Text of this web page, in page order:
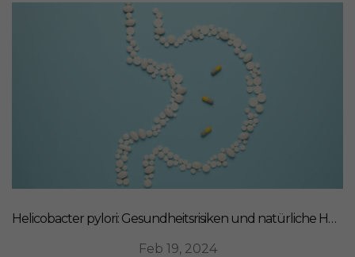
Helicobacter pylori: Gesundheitsrisiken und natürliche Heilmittel
Feb 19, 2024